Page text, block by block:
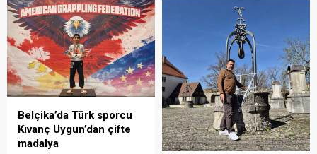
yana uygulanan yeni Giriş/
Çıkış...
seçimler yaklaşırken, siyasi
hareketlilik hız kazandı.
Hristiyan Sosyal Birlik (CSU)
partisinden Fürth belediye
meclis üyeliğine aday
gösterilen Filiz Yıldız, listede
38’inci sıradan yarışacak.
Yıldız, kente olan bağlılığını
“Fürth benim yuvam ve
gönül davamdır”...
Belçika’da Türk sporcu
Kıvanç Uygun’dan çifte
madalya